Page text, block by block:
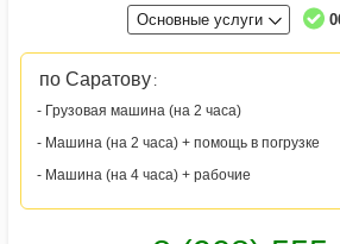
Основные услуги
по Саратову :
- Грузовая машина (на 2 часа)
- Машина (на 2 часа) + помощь в погрузке
- Машина (на 4 часа) + рабочие